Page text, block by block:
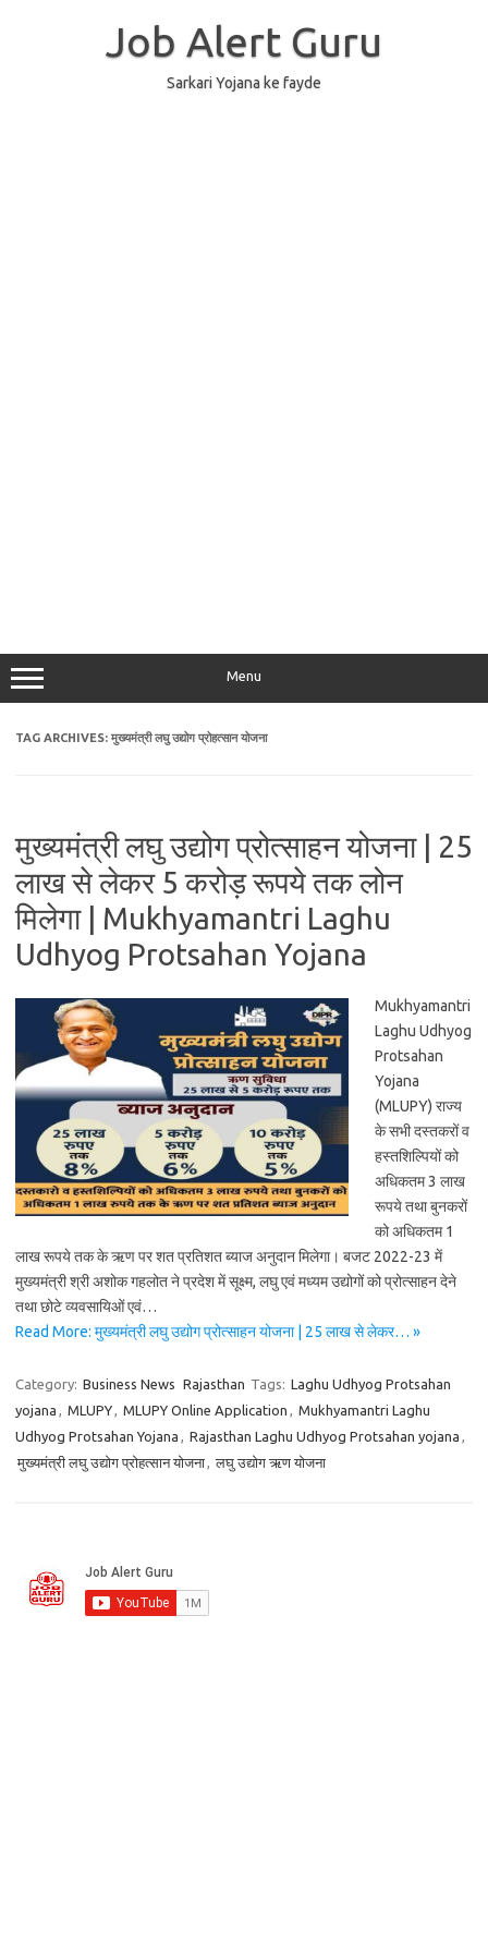
Job Alert Guru
Sarkari Yojana ke fayde
Menu
TAG ARCHIVES: मुख्यमंत्री लघु उद्योग प्रोहत्सान योजना
मुख्यमंत्री लघु उद्योग प्रोत्साहन योजना | 25
लाख से लेकर 5 करोड़ रूपये तक लोन
मिलेगा | Mukhyamantri Laghu
Udhyog Protsahan Yojana
Mukhyamantri
Laghu Udhyog
Protsahan
Yojana
(MLUPY) राज्य
के सभी दस्तकरों व
हस्तशिल्पियों को
अधिकतम 3 लाख
रूपये तथा बुनकरों
को अधिकतम 1
लाख रूपये तक के ऋण पर शत प्रतिशत ब्याज अनुदान मिलेगा। बजट 2022-23 में
मुख्यमंत्री श्री अशोक गहलोत ने प्रदेश में सूक्ष्म, लघु एवं मध्यम उद्योगों को प्रोत्साहन देने
तथा छोटे व्यवसायिओं एवं…
Read More: मुख्यमंत्री लघु उद्योग प्रोत्साहन योजना | 25 लाख से लेकर… »
Category: Business News Rajasthan Tags: Laghu Udhyog Protsahan
yojana , MLUPY, MLUPY Online Application , Mukhyamantri Laghu
Udhyog Protsahan Yojana , Rajasthan Laghu Udhyog Protsahan yojana ,
मुख्यमंत्री लघु उद्योग प्रोहत्सान योजना, लघु उद्योग ऋण योजना